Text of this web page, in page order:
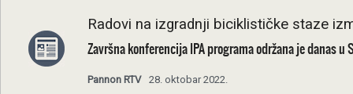
Radovi na izgradnji biciklističke staze
Završna konferencija IPA programa održana je danas u
Pannon RTV 28. oktobar 2022.